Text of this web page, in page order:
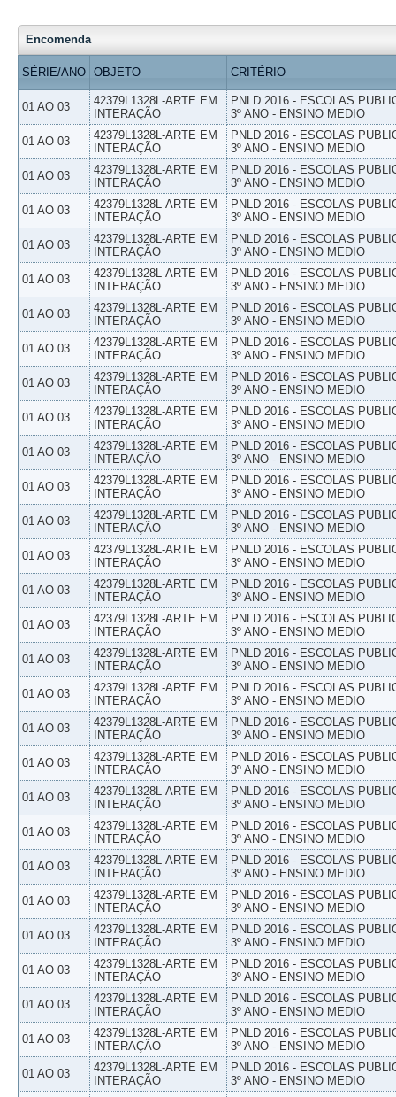
Encomenda
SÉRIE/ANO OBJETO CRITÉRIO
01 AO 03
42379L1328L-ARTE EM
INTERAÇÃO
PNLD 2016 - ESCOLAS
3º ANO - ENSINO MEDIO
01 AO 03
42379L1328L-ARTE EM
INTERAÇÃO
PNLD 2016 - ESCOLAS
3º ANO - ENSINO MEDIO
01 AO 03
42379L1328L-ARTE EM
INTERAÇÃO
PNLD 2016 - ESCOLAS
3º ANO - ENSINO MEDIO
01 AO 03
42379L1328L-ARTE EM
INTERAÇÃO
PNLD 2016 - ESCOLAS
3º ANO - ENSINO MEDIO
01 AO 03
42379L1328L-ARTE EM
INTERAÇÃO
PNLD 2016 - ESCOLAS
3º ANO - ENSINO MEDIO
01 AO 03
42379L1328L-ARTE EM
INTERAÇÃO
PNLD 2016 - ESCOLAS
3º ANO - ENSINO MEDIO
01 AO 03
42379L1328L-ARTE EM
INTERAÇÃO
PNLD 2016 - ESCOLAS
3º ANO - ENSINO MEDIO
01 AO 03
42379L1328L-ARTE EM
INTERAÇÃO
PNLD 2016 - ESCOLAS
3º ANO - ENSINO MEDIO
01 AO 03
42379L1328L-ARTE EM
INTERAÇÃO
PNLD 2016 - ESCOLAS
3º ANO - ENSINO MEDIO
01 AO 03
42379L1328L-ARTE EM
INTERAÇÃO
PNLD 2016 - ESCOLAS
3º ANO - ENSINO MEDIO
01 AO 03
42379L1328L-ARTE EM
INTERAÇÃO
PNLD 2016 - ESCOLAS
3º ANO - ENSINO MEDIO
01 AO 03
42379L1328L-ARTE EM
INTERAÇÃO
PNLD 2016 - ESCOLAS
3º ANO - ENSINO MEDIO
01 AO 03
42379L1328L-ARTE EM
INTERAÇÃO
PNLD 2016 - ESCOLAS
3º ANO - ENSINO MEDIO
01 AO 03
42379L1328L-ARTE EM
INTERAÇÃO
PNLD 2016 - ESCOLAS
3º ANO - ENSINO MEDIO
01 AO 03
42379L1328L-ARTE EM
INTERAÇÃO
PNLD 2016 - ESCOLAS
3º ANO - ENSINO MEDIO
01 AO 03
42379L1328L-ARTE EM
INTERAÇÃO
PNLD 2016 - ESCOLAS
3º ANO - ENSINO MEDIO
01 AO 03
42379L1328L-ARTE EM
INTERAÇÃO
PNLD 2016 - ESCOLAS
3º ANO - ENSINO MEDIO
01 AO 03
42379L1328L-ARTE EM
INTERAÇÃO
PNLD 2016 - ESCOLAS
3º ANO - ENSINO MEDIO
01 AO 03
42379L1328L-ARTE EM
INTERAÇÃO
PNLD 2016 - ESCOLAS
3º ANO - ENSINO MEDIO
01 AO 03
42379L1328L-ARTE EM
INTERAÇÃO
PNLD 2016 - ESCOLAS
3º ANO - ENSINO MEDIO
01 AO 03
42379L1328L-ARTE EM
INTERAÇÃO
PNLD 2016 - ESCOLAS
3º ANO - ENSINO MEDIO
01 AO 03
42379L1328L-ARTE EM
INTERAÇÃO
PNLD 2016 - ESCOLAS
3º ANO - ENSINO MEDIO
01 AO 03
42379L1328L-ARTE EM
INTERAÇÃO
PNLD 2016 - ESCOLAS
3º ANO - ENSINO MEDIO
01 AO 03
42379L1328L-ARTE EM
INTERAÇÃO
PNLD 2016 - ESCOLAS
3º ANO - ENSINO MEDIO
01 AO 03
42379L1328L-ARTE EM
INTERAÇÃO
PNLD 2016 - ESCOLAS
3º ANO - ENSINO MEDIO
01 AO 03
42379L1328L-ARTE EM
INTERAÇÃO
PNLD 2016 - ESCOLAS
3º ANO - ENSINO MEDIO
01 AO 03
42379L1328L-ARTE EM
INTERAÇÃO
PNLD 2016 - ESCOLAS
3º ANO - ENSINO MEDIO
01 AO 03
42379L1328L-ARTE EM
INTERAÇÃO
PNLD 2016 - ESCOLAS
3º ANO - ENSINO MEDIO
01 AO 03
42379L1328L-ARTE EM
INTERAÇÃO
PNLD 2016 - ESCOLAS
3º ANO - ENSINO MEDIO